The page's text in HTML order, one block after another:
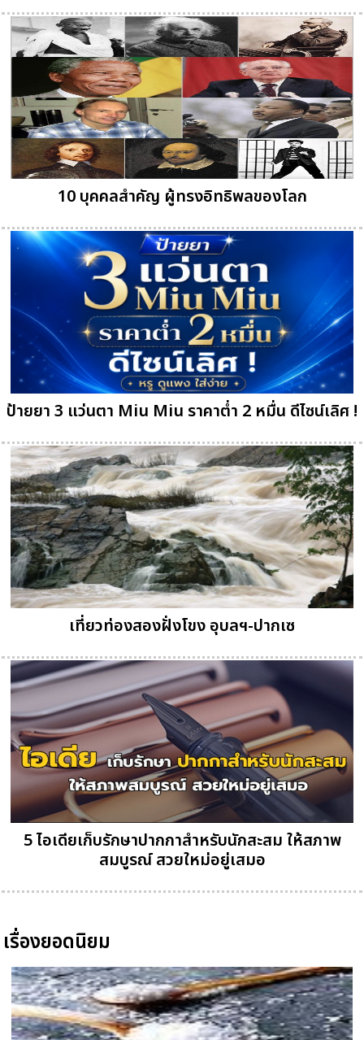
10 บุคคลสำคัญ ผู้ทรงอิทธิพลของโลก
ป้ายยา 3 แว่นตา Miu Miu ราคาต่ำ 2 หมื่น ดีไซน์เลิศ !
เที่ยวท่องสองฝั่งโขง อุบลฯ-ปากเซ
5 ไอเดียเก็บรักษาปากกาสำหรับนักสะสม ให้สภาพ
สมบูรณ์ สวยใหม่อยู่เสมอ
เรื่องยอดนิยม